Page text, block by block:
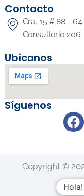
Contacto
Cra, 15 # 88 - 64
Consultorio 206
Ubícanos
Síguenos
F
a
e
b
o
o
Copyright ©